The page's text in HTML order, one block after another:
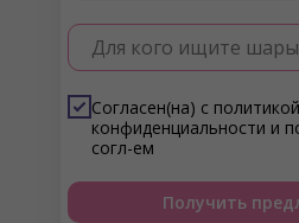
Для кого ищите
Согласен(на) с политикой
конфиденциальности и
согл-ем
Получить